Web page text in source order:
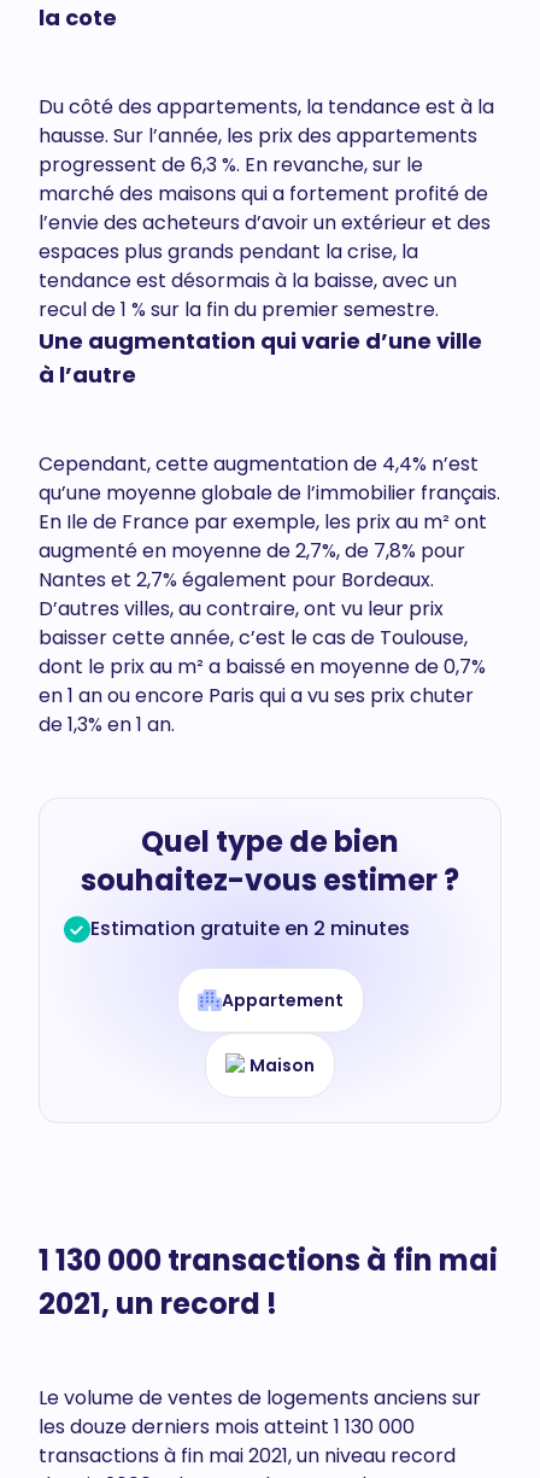
la cote
Du côté des appartements, la tendance est à la
hausse. Sur l’année, les prix des appartements
progressent de 6,3 %. En revanche, sur le
marché des maisons qui a fortement profité de
l’envie des acheteurs d’avoir un extérieur et des
espaces plus grands pendant la crise, la
tendance est désormais à la baisse, avec un
recul de 1 % sur la fin du premier semestre.
Une augmentation qui varie d’une ville
à l’autre
Cependant, cette augmentation de 4,4% n’est
qu’une moyenne globale de l’immobilier français.
En Ile de France par exemple, les prix au m² ont
augmenté en moyenne de 2,7%, de 7,8% pour
Nantes et 2,7% également pour Bordeaux.
D’autres villes, au contraire, ont vu leur prix
baisser cette année, c’est le cas de Toulouse,
dont le prix au m² a baissé en moyenne de 0,7%
en 1 an ou encore Paris qui a vu ses prix chuter
de 1,3% en 1 an.
Quel type de bien
souhaitez-vous estimer ?
Estimation gratuite en 2 minutes
Appartement
Maison
1 130 000 transactions à fin mai
2021, un record !
Le volume de ventes de logements anciens sur
les douze derniers mois atteint 1 130 000
transactions à fin mai 2021, un niveau record